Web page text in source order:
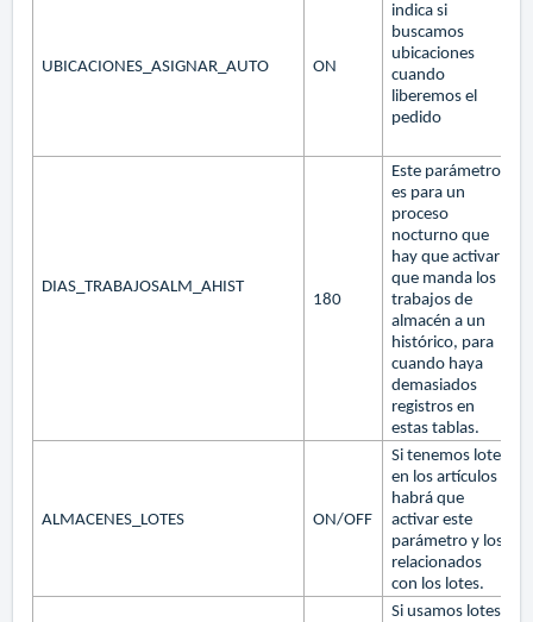
UBICACIONES_ASIGNAR_AUTO ON
indica si
buscamos
ubicaciones
cuando
liberemos el
pedido
DIAS_TRABAJOSALM_AHIST
180
Este parámetro
es para un
proceso
nocturno que
hay que activar
que manda los
trabajos de
almacén a un
histórico, para
cuando haya
demasiados
registros en
estas tablas.
ALMACENES_LOTES ON/OFF
Si tenemos lotes
en los artículos
habrá que
activar este
parámetro y los
relacionados
con los lotes.
Si usamos lotes,